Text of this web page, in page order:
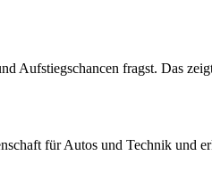
Aufstiegschancen fragst. Das
für Autos und Technik und